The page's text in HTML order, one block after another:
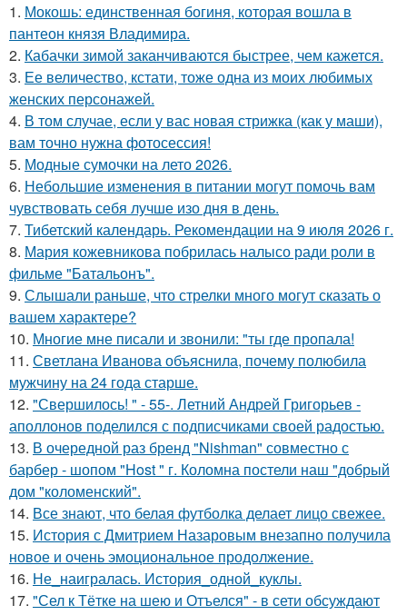
1. Мокошь: единственная богиня, которая вошла в
пантеон князя Владимира.
2. Кабачки зимой заканчиваются быстрее, чем кажется.
3. Ее величество, кстати, тоже одна из моих любимых
женских персонажей.
4. В том случае, если у вас новая стрижка (как у маши),
вам точно нужна фотосессия!
5. Модные сумочки на лето 2026.
6. Небольшие изменения в питании могут помочь вам
чувствовать себя лучше изо дня в день.
7. Тибетский календарь. Рекомендации на 9 июля 2026 г.
8. Мария кожевникова побрилась налысо ради роли в
фильме "Батальонъ".
9. Слышали раньше, что стрелки много могут сказать о
вашем характере?
10. Многие мне писали и звонили: "ты где пропала!
11. Светлана Иванова объяснила, почему полюбила
мужчину на 24 года старше.
12. "Свершилось! " - 55-. Летний Андрей Григорьев -
аполлонов поделился с подписчиками своей радостью.
13. В очередной раз бренд "Nishman" совместно с
барбер - шопом "Host " г. Коломна постели наш "добрый
дом "коломенский".
14. Все знают, что белая футболка делает лицо свежее.
15. История с Дмитрием Назаровым внезапно получила
новое и очень эмоциональное продолжение.
16. Не_наигралась. История_одной_куклы.
17. "Сел к Тётке на шею и Отъелся" - в сети обсуждают